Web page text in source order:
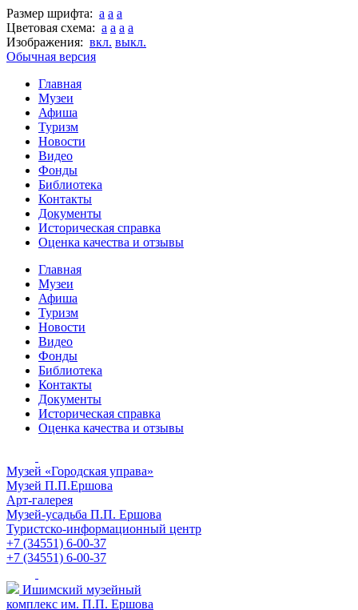
Размер шрифта: a a a
Цветовая схема: a a a a
Изображения: вкл. выкл.
Обычная версия
Главная
Музеи
Афиша
Туризм
Новости
Видео
Фонды
Библиотека
Контакты
Документы
Историческая справка
Оценка качества и отзывы
Главная
Музеи
Афиша
Туризм
Новости
Видео
Фонды
Библиотека
Контакты
Документы
Историческая справка
Оценка качества и отзывы
Музей «Городская управа»
Музей П.П.Ершова
Арт-галерея
Музей-усадьба П.П. Ершова
Туристско-информационный центр
+7 (34551) 6-00-37
+7 (34551) 6-00-37
Ишимский музейный
комплекс им. П.П. Ершова